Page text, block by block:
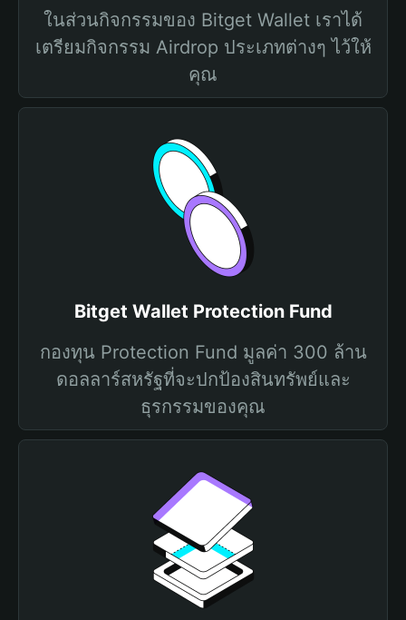
ในส่วนกิจกรรมของ Bitget Wallet เราได้
เตรียมกิจกรรม Airdrop ประเภทต่างๆ ไว้ให้
คุณ
Bitget Wallet Protection Fund
กองทุน Protection Fund มูลค่า 300 ล้าน
ดอลลาร์สหรัฐที่จะปกป้องสินทรัพย์และ
ธุรกรรมของคุณ